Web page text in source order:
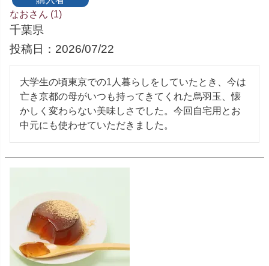
なお
1
千葉県
投稿日
2026/07/22
大学生の頃東京での1人暮らしをしていたとき、今は
亡き京都の母がいつも持ってきてくれた烏羽玉、懐
かしく変わらない美味しさでした。今回自宅用とお
中元にも使わせていただきました。